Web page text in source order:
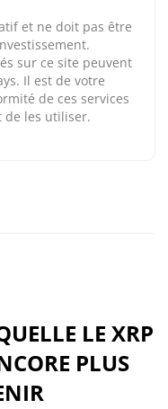
et ne doit pas être
sur ce site peuvent
Il est de votre
de ces services
de les utiliser.
LE XRP
PLUS